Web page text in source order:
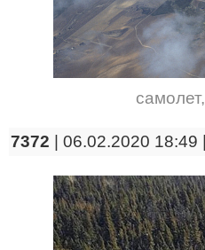
самолет,
7372 | 06.02.2020 18:49 |